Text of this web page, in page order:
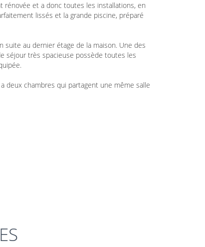
et a donc toutes les installations, en
lissés et la grande piscine, préparé
au dernier étage de la maison. Une des
séjour très spacieuse possède toutes les
deux chambres qui partagent une même salle
complètent la maison. L'immense piscine,
d'Ibiza.
10 personnes, piscine privée, jardin,